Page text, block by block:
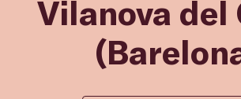
Vilanova del